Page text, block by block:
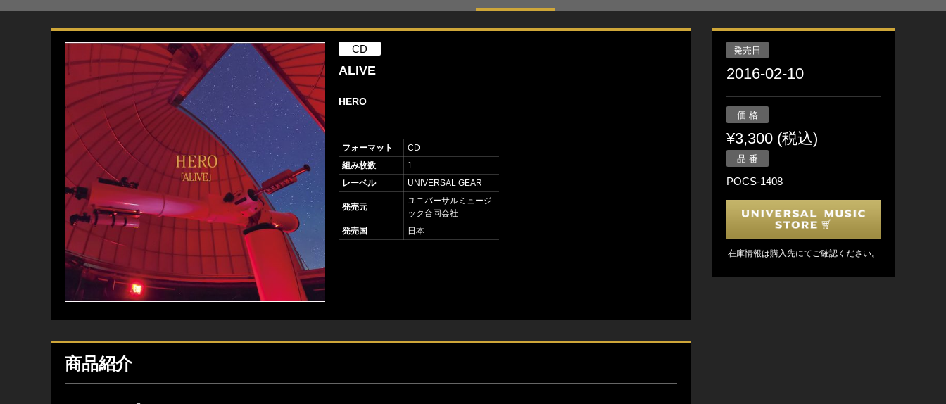
CD
ALIVE
HERO
フォーマット
CD
組み枚数
1
レーベル
UNIVERSAL GEAR
発売元
ユニバーサルミュージ
ック合同会社
発売国
日本
商品紹介
発売日
2016-02-10
価 格
¥3,300 (税込)
品 番
POCS-1408
在庫情報は購入先にてご確認ください。